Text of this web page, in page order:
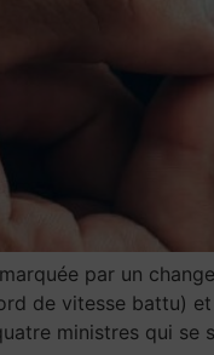
par un
de vitesse battu)
ministres qui